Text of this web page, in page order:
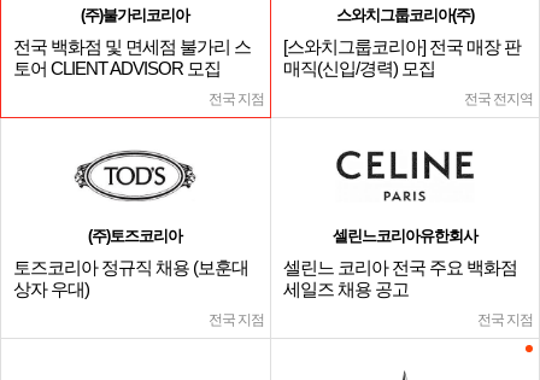
(주)불가리코리아
전국 백화점 및 면세점 불가리 스
토어 CLIENT ADVISOR 모집
전국 지점
스와치그룹코리아(주)
[스와치그룹코리아] 전국 매장 판
매직(신입/경력) 모집
전국 전지역
(주)토즈코리아
토즈코리아 정규직 채용 (보훈대
상자 우대)
전국 지점
셀린느코리아유한회사
셀린느 코리아 전국 주요 백화점
세일즈 채용 공고
전국 지점